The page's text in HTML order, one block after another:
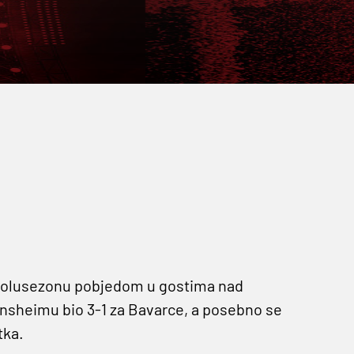
pobjedom u gostima nad
bio 3-1 za Bavarce, a posebno se